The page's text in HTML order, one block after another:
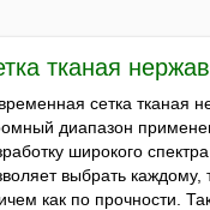
тканая
сетка тканая
диапазон
широкого
выбрать каждому,
как по прочности.